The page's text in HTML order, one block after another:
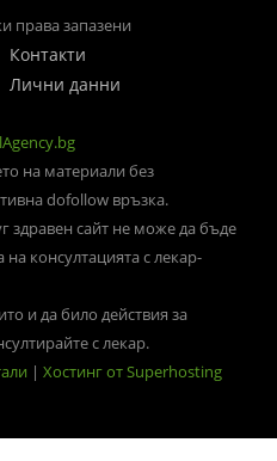
права запазени
Контакти
Лични данни
на материали без
dofollow връзка.
здравен сайт не може да бъде
консултацията с лекар-
и да било действия за
с лекар.
| Хостинг от Superhosting